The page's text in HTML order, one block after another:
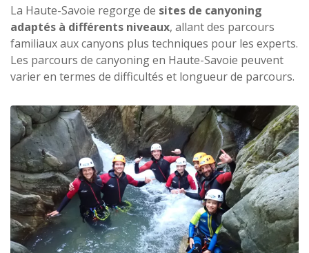
La Haute-Savoie regorge de sites de canyoning
adaptés à différents niveaux, allant des parcours
familiaux aux canyons plus techniques pour les experts.
Les parcours de canyoning en Haute-Savoie peuvent
varier en termes de difficultés et longueur de parcours.